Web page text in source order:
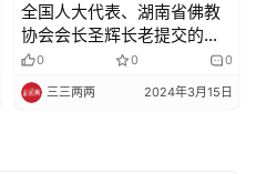
全国人大代表、湖南省佛教
协会会长圣辉长老提交的两
项建议
0 0 0
三三两两 2024年3月15日